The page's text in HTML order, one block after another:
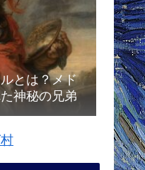
とは？メド
神秘の兄弟